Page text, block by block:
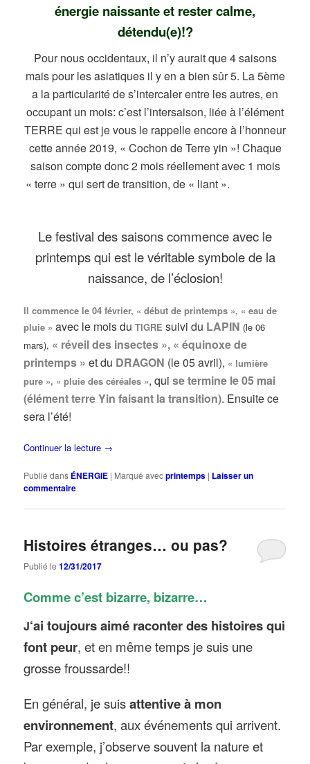
énergie naissante et rester calme,
détendu(e)!?
Pour nous occidentaux, il n’y aurait que 4 saisons
mais pour les asiatiques il y en a bien sûr 5. La 5ème
a la particularité de s’intercaler entre les autres, en
occupant un mois: c’est l’intersaison, liée à l’élément
TERRE qui est je vous le rappelle encore à l’honneur
cette année 2019, « Cochon de Terre yin »! Chaque
saison compte donc 2 mois réellement avec 1 mois
« terre » qui sert de transition, de « liant ».
Le festival des saisons commence avec le
printemps qui est le véritable symbole de la
naissance, de l’éclosion!
Il commence le 04 février, « début de printemps », « eau de
pluie »avec le mois duTIGRE suivi du LAPIN (le 06
mars), « réveil des insectes », « équinoxe de
printemps »et du DRAGON (le 05 avril), « lumière
pure », « pluie des céréales », quise termine le 05 mai
(élément terre Yin faisant la transition). Ensuite ce
sera l’été!
Continuer la lecture →
Publié dans ÉNERGIE | Marqué avecprintemps | Laisser un
commentaire
Histoires étranges… ou pas?
Publié le12/31/2017
Comme c’est bizarre, bizarre…
J‘ai toujours aimé raconter des histoires qui
font peur, et en même temps je suis une
grosse froussarde!!
En général, je suisattentive à mon
environnement, aux événements qui arrivent.
Par exemple, j’observe souvent la nature et